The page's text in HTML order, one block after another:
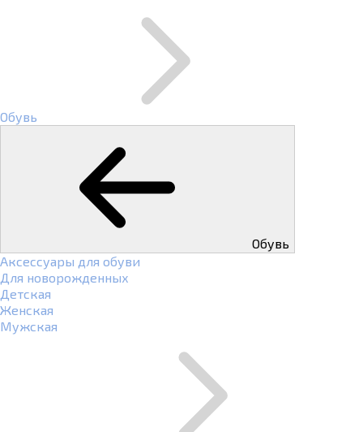
Обувь
Обувь
Аксессуары для обуви
Для новорожденных
Детская
Женская
Мужская